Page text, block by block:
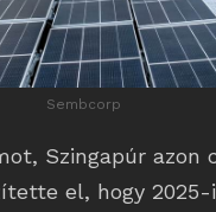
Sembcorp
Szingapúr azon
el, hogy 2025-